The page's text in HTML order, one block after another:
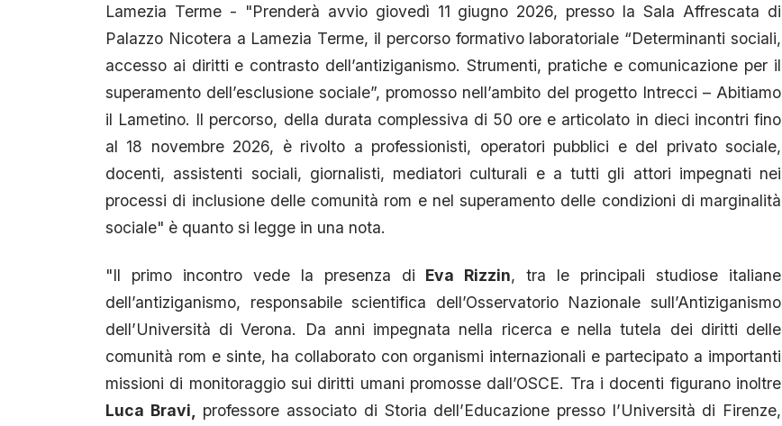
Lamezia Terme - "Prenderà avvio giovedì 11 giugno 2026, presso la Sala Affrescata di
Palazzo Nicotera a Lamezia Terme, il percorso formativo laboratoriale “Determinanti sociali,
accesso ai diritti e contrasto dell’antiziganismo. Strumenti, pratiche e comunicazione per il
superamento dell’esclusione sociale”, promosso nell’ambito del progetto Intrecci – Abitiamo
il Lametino. Il percorso, della durata complessiva di 50 ore e articolato in dieci incontri fino
al 18 novembre 2026, è rivolto a professionisti, operatori pubblici e del privato sociale,
docenti, assistenti sociali, giornalisti, mediatori culturali e a tutti gli attori impegnati nei
processi di inclusione delle comunità rom e nel superamento delle condizioni di marginalità
sociale" è quanto si legge in una nota.
"Il primo incontro vede la presenza di Eva Rizzin, tra le principali studiose italiane
dell’antiziganismo, responsabile scientifica dell’Osservatorio Nazionale sull’Antiziganismo
dell’Università di Verona. Da anni impegnata nella ricerca e nella tutela dei diritti delle
comunità rom e sinte, ha collaborato con organismi internazionali e partecipato a importanti
missioni di monitoraggio sui diritti umani promosse dall’OSCE. Tra i docenti figurano inoltre
Luca Bravi,
professore associato di Storia dell’Educazione presso l’Università di Firenze,